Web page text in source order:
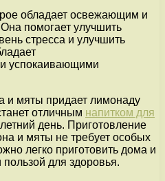
обладает освежающим и
помогает улучшить
стресса и улучшить
успокаивающими
и мяты придает лимонаду
отличным напитком для
день. Приготовление
и мяты не требует особых
легко приготовить дома и
для здоровья.